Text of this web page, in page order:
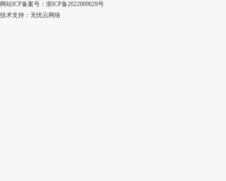
网站ICP备案号： 浙ICP备2022009029号
技术支持： 无忧云网络